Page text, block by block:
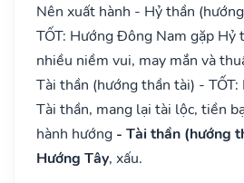
Nên xuất hành - Hỷ thần
TỐT: Hướng Đông Nam gặp Hỷ
nhiều niềm vui, may mắn và
Tài thần (hướng thần tài) -
Tài thần, mang lại tài lộc, tiền
hành hướng - Tài thần (hướng
Hướng Tây, xấu.